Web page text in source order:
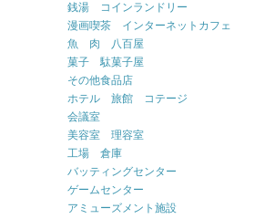
銭湯 コインランドリー
漫画喫茶 インターネットカフェ
魚 肉 八百屋
菓子 駄菓子屋
その他食品店
ホテル 旅館 コテージ
会議室
美容室 理容室
工場 倉庫
バッティングセンター
ゲームセンター
アミューズメント施設